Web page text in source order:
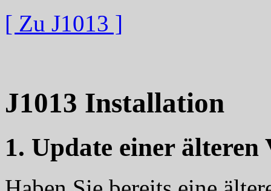
[ Zu J1013 ]
J1013 Installation
1. Update einer älteren